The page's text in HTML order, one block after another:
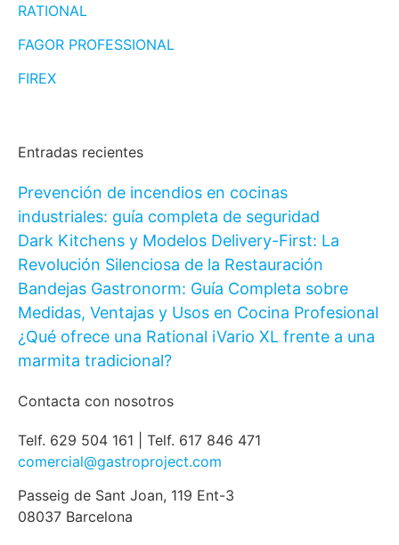
RATIONAL
FAGOR PROFESSIONAL
FIREX
Entradas recientes
Prevención de incendios en cocinas
industriales: guía completa de seguridad
Dark Kitchens y Modelos Delivery-First: La
Revolución Silenciosa de la Restauración
Bandejas Gastronorm: Guía Completa sobre
Medidas, Ventajas y Usos en Cocina Profesional
¿Qué ofrece una Rational iVario XL frente a una
marmita tradicional?
Contacta con nosotros
Telf. 629 504 161 | Telf. 617 846 471
comercial@gastroproject.com
Passeig de Sant Joan, 119 Ent-3
08037 Barcelona